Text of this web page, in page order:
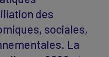
des
sociales,
La